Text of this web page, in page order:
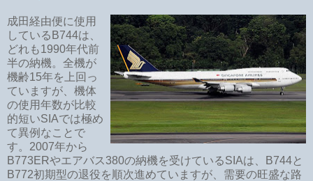
成田経由便に使用
しているB744は、
どれも1990年代前
半の納機。全機が
機齢15年を上回っ
ていますが、機体
の使用年数が比較
的短いSIAでは極め
て異例なことで
す。2007年から
B773ERやエアバス380の納機を受けているSIAは、B744と
B772初期型の退役を順次進めていますが、需要の旺盛な路